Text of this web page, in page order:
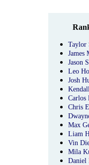
Taylor
James
Jason
Leo
Josh
Carlos
Chris
Max
Liam
Vin
Mila
Daniel